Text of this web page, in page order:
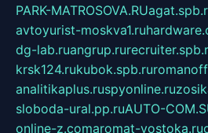
PARK-MATROSOVA.RU
avtoyurist-moskva1.ru
dg-lab.ruangrup.ru
krsk124.rukubok.spb.ru
analitikaplus.ruspyonline.ru
sloboda-ural.pp.ruAUTO-
online-z.comaromat-vostoka.ru